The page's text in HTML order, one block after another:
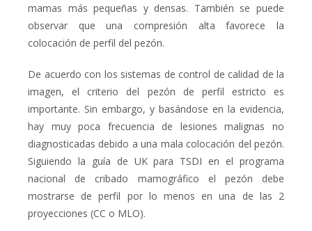
mamas más pequeñas y densas. También se puede
observar que una compresión alta favorece la
colocación de perfil del pezón.
De acuerdo con los sistemas de control de calidad de la
imagen, el criterio del pezón de perfil estricto es
importante. Sin embargo, y basándose en la evidencia,
hay muy poca frecuencia de lesiones malignas no
diagnosticadas debido a una mala colocación del pezón.
Siguiendo la guía de UK para TSDI en el programa
nacional de cribado mamográfico el pezón debe
mostrarse de perfil por lo menos en una de las 2
proyecciones (CC o MLO).